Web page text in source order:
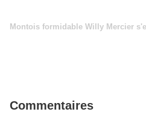
Montois formidable Willy Mercier
Commentaires